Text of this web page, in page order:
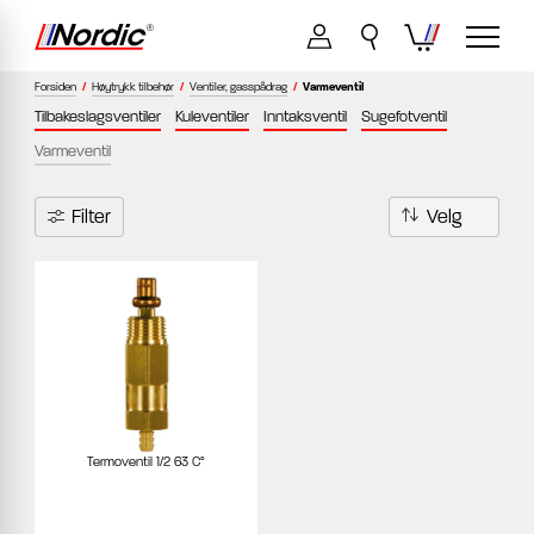
Forsiden / Høytrykk tilbehør / Ventiler, gasspådrag / Varmeventil
Tilbakeslagsventiler Kuleventiler Inntaksventil
Sugefotventil
Varmeventil
Filter
Termoventil 1/2 63 C°